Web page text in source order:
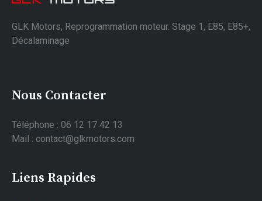
GLK Motors, Reprogrammation moteur. Stage 1, E85, E85+,
Décalaminage
Nous Contacter
Téléphone : 06 12 17 42 13
Mail : contact@glkmotors.com
Liens Rapides